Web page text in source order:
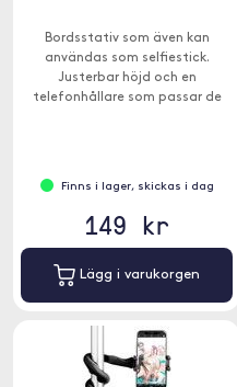
Bordsstativ som även kan
användas som selfiestick.
Justerbar höjd och en
telefonhållare som passar de
Finns i lager, skickas i dag
149 kr
Lägg i varukorgen